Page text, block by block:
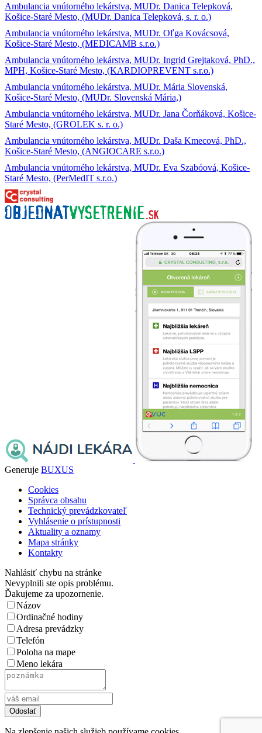
Ambulancia vnútorného lekárstva, MUDr. Danica Telepková,
Košice-Staré Mesto, (MUDr. Danica Telepková, s. r. o.)
Ambulancia vnútorného lekárstva, MUDr. Oľga Kovácsová,
Košice-Staré Mesto, (MEDICAMB s.r.o.)
Ambulancia vnútorného lekárstva, MUDr. Ingrid Grejtaková, PhD.,
MPH, Košice-Staré Mesto, (KARDIOPREVENT s.r.o.)
Ambulancia vnútorného lekárstva, MUDr. Mária Slovenská,
Košice-Staré Mesto, (MUDr. Slovenská Mária,)
Ambulancia vnútorného lekárstva, MUDr. Jana Čorňáková, Košice-
Staré Mesto, (GROLEK s. r. o.)
Ambulancia vnútorného lekárstva, MUDr. Daša Kmecová, PhD.,
Košice-Staré Mesto, (ANGIOCARE s.r.o.)
Ambulancia vnútorného lekárstva, MUDr. Eva Szabóová, Košice-
Staré Mesto, (PerMedIT s.r.o.)
Generuje BUXUS
Cookies
Správca obsahu
Technický prevádzkovateľ
Vyhlásenie o prístupnosti
Aktuality a oznamy
Mapa stránky
Kontakty
Nahlásiť chybu na stránke
Nevyplnili ste opis problému.
Ďakujeme za upozornenie.
Názov
Ordinačné hodiny
Adresa prevádzky
Telefón
Poloha na mape
Meno lekára